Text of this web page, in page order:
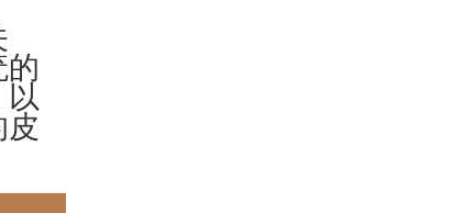
的
以
皮